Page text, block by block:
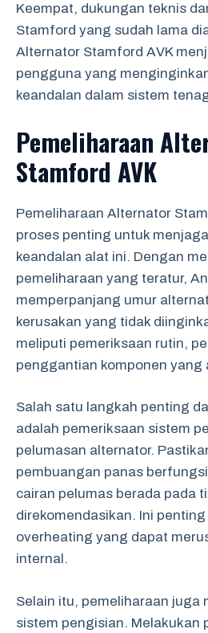
Keempat, dukungan teknis
Stamford yang sudah lama
Alternator Stamford AVK
pengguna yang
keandalan dalam sistem
Pemeliharaan
Stamford AVK
Pemeliharaan Alternator
proses penting untuk
keandalan alat ini. Dengan
pemeliharaan yang teratur,
memperpanjang umur
kerusakan yang tidak
meliputi pemeriksaan rutin,
penggantian komponen yang
Salah satu langkah penting
adalah pemeriksaan sistem
pelumasan alternator.
pembuangan panas
cairan pelumas berada pada
direkomendasikan. Ini
overheating yang dapat
internal.
Selain itu, pemeliharaan juga
sistem pengisian. Melakukan